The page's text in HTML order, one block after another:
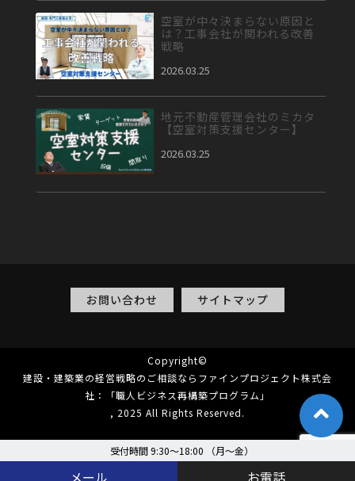
受付時間 9:30～18:00 （月〜金）
空室が中々決まらない原因と
は？工事会社が関われる改善
戦略
2026.03.25
地元不動産管理会社のミカタ
【空室対策支援センター】
2026.03.25
お問い合わせ サイトマップ
Copyright©
建設・建築業の経営戦略のご相談ならファインプロジェクト株式会
社：「職人ビジネス再構築プログラム」
, 2025 All Rights Reserved.